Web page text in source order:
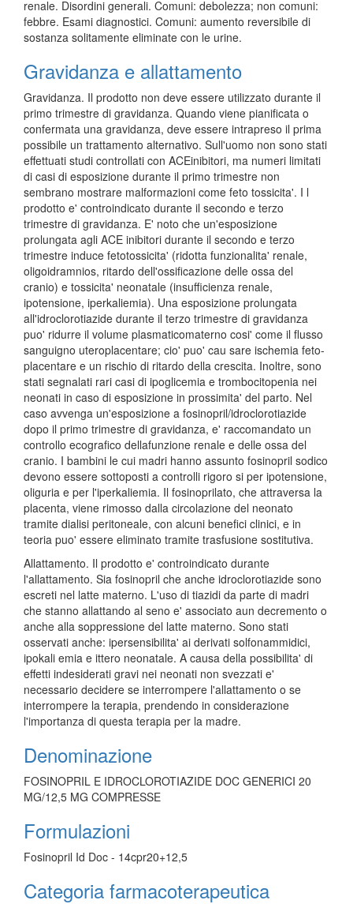
renale. Disordini generali. Comuni: debolezza; non comuni:
febbre. Esami diagnostici. Comuni: aumento reversibile di
sostanza solitamente eliminate con le urine.
Gravidanza e allattamento
Gravidanza. Il prodotto non deve essere utilizzato durante il
primo trimestre di gravidanza. Quando viene pianificata o
confermata una gravidanza, deve essere intrapreso il prima
possibile un trattamento alternativo. Sull'uomo non sono stati
effettuati studi controllati con ACEinibitori, ma numeri limitati
di casi di esposizione durante il primo trimestre non
sembrano mostrare malformazioni come feto tossicita'. I l
prodotto e' controindicato durante il secondo e terzo
trimestre di gravidanza. E' noto che un'esposizione
prolungata agli ACE inibitori durante il secondo e terzo
trimestre induce fetotossicita' (ridotta funzionalita' renale,
oligoidramnios, ritardo dell'ossificazione delle ossa del
cranio) e tossicita' neonatale (insufficienza renale,
ipotensione, iperkaliemia). Una esposizione prolungata
all'idroclorotiazide durante il terzo trimestre di gravidanza
puo' ridurre il volume plasmaticomaterno cosi' come il flusso
sanguigno uteroplacentare; cio' puo' cau sare ischemia feto-
placentare e un rischio di ritardo della crescita. Inoltre, sono
stati segnalati rari casi di ipoglicemia e trombocitopenia nei
neonati in caso di esposizione in prossimita' del parto. Nel
caso avvenga un'esposizione a fosinopril/idroclorotiazide
dopo il primo trimestre di gravidanza, e' raccomandato un
controllo ecografico dellafunzione renale e delle ossa del
cranio. I bambini le cui madri hanno assunto fosinopril sodico
devono essere sottoposti a controlli rigoro si per ipotensione,
oliguria e per l'iperkaliemia. Il fosinoprilato, che attraversa la
placenta, viene rimosso dalla circolazione del neonato
tramite dialisi peritoneale, con alcuni benefici clinici, e in
teoria puo' essere eliminato tramite trasfusione sostitutiva.
Allattamento. Il prodotto e' controindicato durante
l'allattamento. Sia fosinopril che anche idroclorotiazide sono
escreti nel latte materno. L'uso di tiazidi da parte di madri
che stanno allattando al seno e' associato aun decremento o
anche alla soppressione del latte materno. Sono stati
osservati anche: ipersensibilita' ai derivati solfonammidici,
ipokali emia e ittero neonatale. A causa della possibilita' di
effetti indesiderati gravi nei neonati non svezzati e'
necessario decidere se interrompere l'allattamento o se
interrompere la terapia, prendendo in considerazione
l'importanza di questa terapia per la madre.
Denominazione
FOSINOPRIL E IDROCLOROTIAZIDE DOC GENERICI 20
MG/12,5 MG COMPRESSE
Formulazioni
Fosinopril Id Doc - 14cpr20+12,5
Categoria farmacoterapeutica